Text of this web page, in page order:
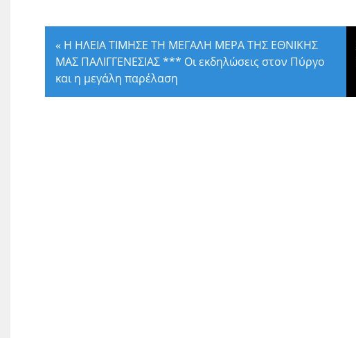
« Η ΗΛΕΙΑ ΤΙΜΗΣΕ ΤΗ ΜΕΓΑΛΗ ΜΕΡΑ ΤΗΣ ΕΘΝΙΚΗΣ
ΜΑΣ ΠΑΛΙΓΓΕΝΕΣΙΑΣ *** Οι εκδηλώσεις στον Πύργο
και η μεγάλη παρέλαση